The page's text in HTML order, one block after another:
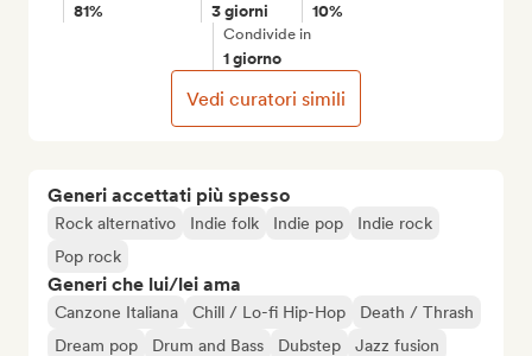
Generi accettati più spesso
Rock alternativo Indie folk Indie pop
Indie rock
Pop rock
Generi che lui/lei ama
Canzone Italiana Chill / Lo-fi Hip-Hop
Death / Thrash
Dream pop
Drum and Bass Dubstep
Jazz fusion
81% 3 giorni 10%
Condivide in
1 giorno
Vedi curatori simili